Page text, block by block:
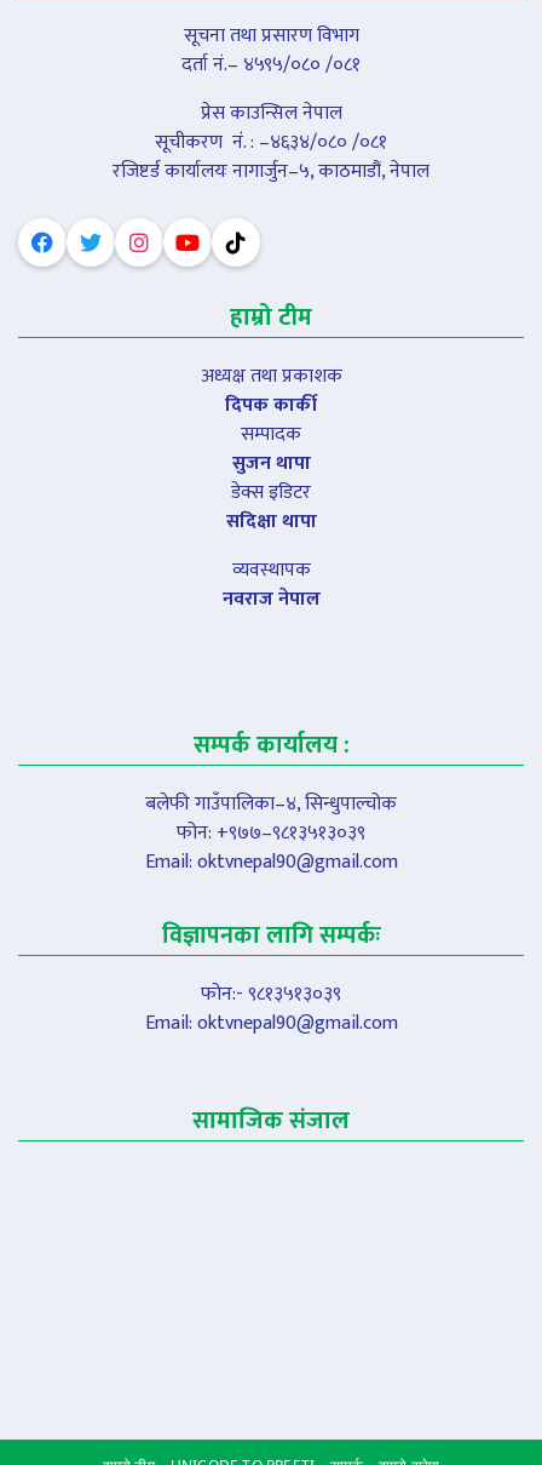
सूचना तथा प्रसारण विभाग
दर्ता नं.– ४५९५/०८० /०८१
प्रेस काउन्सिल नेपाल
सूचीकरण नंं. : –४६३४/०८० /०८१
रजिष्टर्ड कार्यालयः नागार्जुन–५, काठमाडौं, नेपाल
हाम्रो टीम
अध्यक्ष तथा प्रकाशक
दिपक कार्की
सम्पादक
सुजन थापा
डेक्स इडिटर
सदिक्षा थापा
व्यवस्थापक
नवराज नेपाल
सम्पर्क कार्यालय :
बलेफी गाउँपालिका–४, सिन्धुपाल्चोक
फोन: +९७७–९८१३५१३०३९
Email:oktvnepal90@gmail.com
विज्ञापनका लागि सम्पर्कः
फोन:- ९८१३५१३०३९
Email:oktvnepal90@gmail.com
सामाजिक संजाल